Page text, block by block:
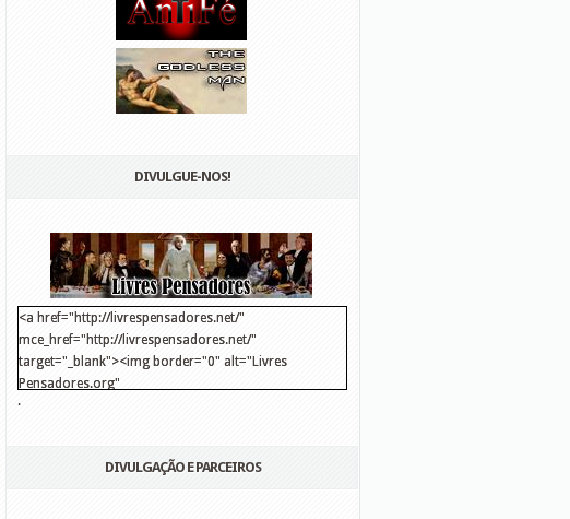
DIVULGUE-NOS!
<a href="http://livrespensadores.net/"
mce_href="http://livrespensadores.net/"
target="_blank"><img border="0" alt="Livres
Pensadores.org"
src="http://lh6.ggpht.com/_25pDjsdjolQ/TNSgK1CylTI/AAAAAAAAAFk/u8d6kvYMhVc/
.
DIVULGAÇÃO E PARCEIROS